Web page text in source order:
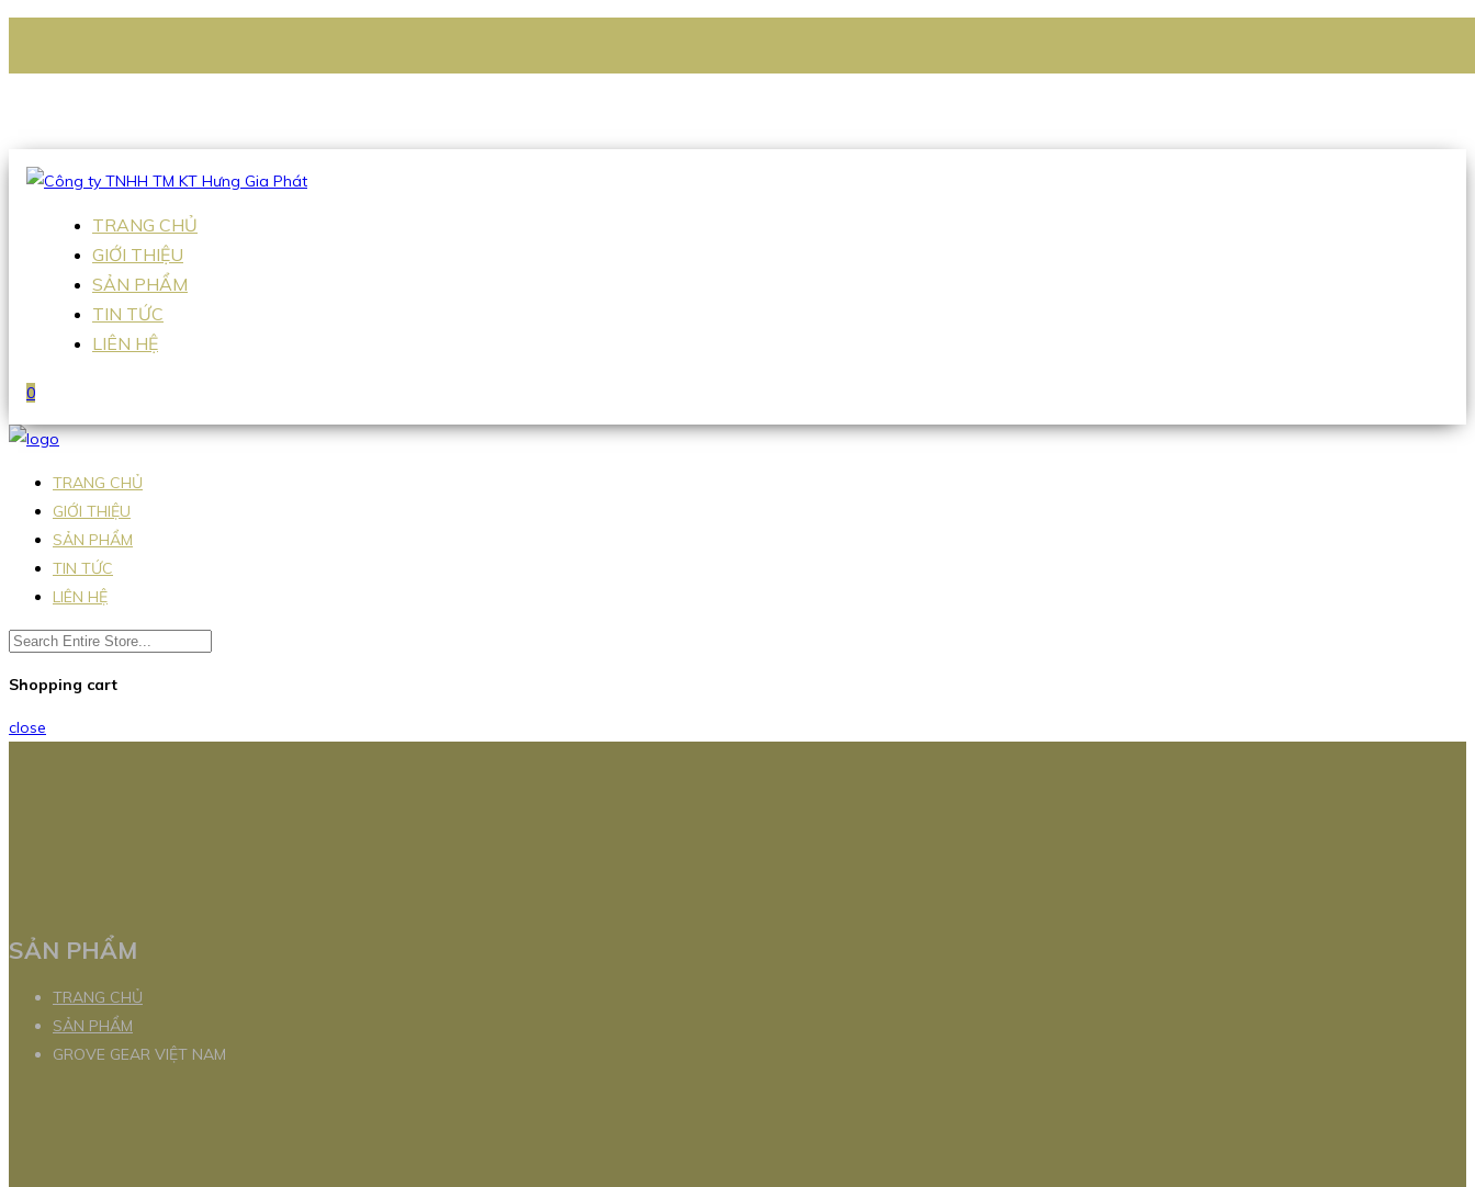
Hotline:0938 336 079
TRANG CHỦ
GIỚI THIỆU
SẢN PHẨM
TIN TỨC
LIÊN HỆ
0
TRANG CHỦ
GIỚI THIỆU
SẢN PHẨM
TIN TỨC
LIÊN HỆ
Shopping cart
close
SẢN PHẨM
TRANG CHỦ
SẢN PHẨM
GROVE GEAR VIỆT NAM